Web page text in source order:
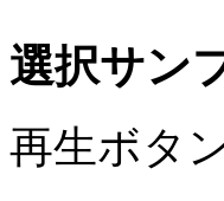
選択サン
再生ボタ